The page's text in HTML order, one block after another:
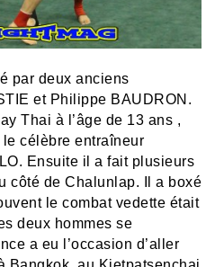
par deux anciens
et Philippe BAUDRON.
Thai à l’âge de 13 ans ,
célèbre entraîneur
Ensuite il a fait plusieurs
côté de Chalunlap. Il a boxé
le combat vedette était
deux hommes se
a eu l’occasion d’aller